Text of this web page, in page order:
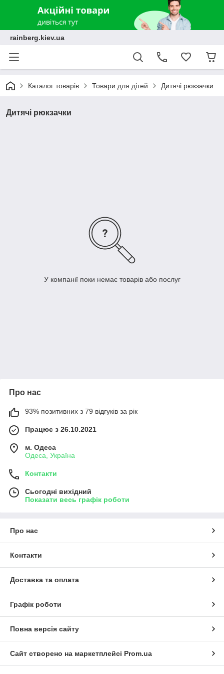
rainberg.kiev.ua
Каталог товарів Товари для дітей Дитячі рюкзачки
Дитячі рюкзачки
У компанії поки немає товарів або послуг
Про нас
93% позитивних з 79 відгуків за рік
Працює з 26.10.2021
м. Одеса
Одеса, Україна
Контакти
Сьогодні вихідний
Показати весь графік роботи
Про нас
Контакти
Доставка та оплата
Графік роботи
Повна версія сайту
Сайт створено на маркетплейсі Prom.ua